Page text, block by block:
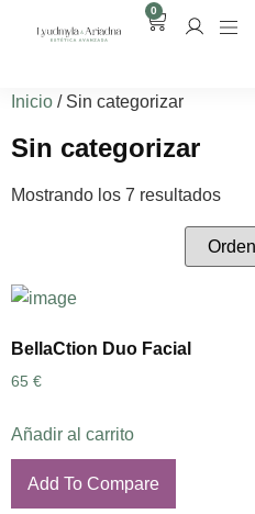
0
Inicio / Sin categorizar
Sin categorizar
Mostrando los 7 resultados
BellaCtion Duo Facial
65 €
Añadir al carrito
Add To Compare